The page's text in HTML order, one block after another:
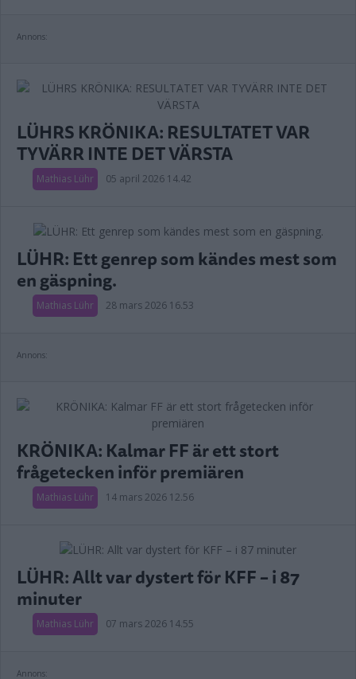
Annons:
LÜHRS KRÖNIKA: RESULTATET VAR
TYVÄRR INTE DET VÄRSTA
Mathias Lühr 05 april 2026 14.42
LÜHR: Ett genrep som kändes mest som
en gäspning.
Mathias Lühr 28 mars 2026 16.53
Annons:
KRÖNIKA: Kalmar FF är ett stort
frågetecken inför premiären
Mathias Lühr 14 mars 2026 12.56
LÜHR: Allt var dystert för KFF – i 87
minuter
Mathias Lühr 07 mars 2026 14.55
Annons: